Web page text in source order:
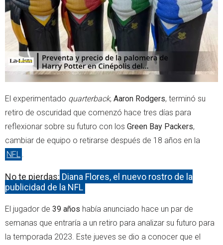
p
El experimentado quarterback, Aaron Rodgers, terminó su
retiro de oscuridad que comenzó hace tres días para
reflexionar sobre su futuro con los Green Bay Packers,
cambiar de equipo o retirarse después de 18 años en la
NFL
No te pierdas: Diana Flores, el nuevo rostro de la
publicidad de la NFL
El jugador de 39 años había anunciado hace un par de
semanas que entraría a un retiro para analizar su futuro para
la temporada 2023. Este jueves se dio a conocer que el